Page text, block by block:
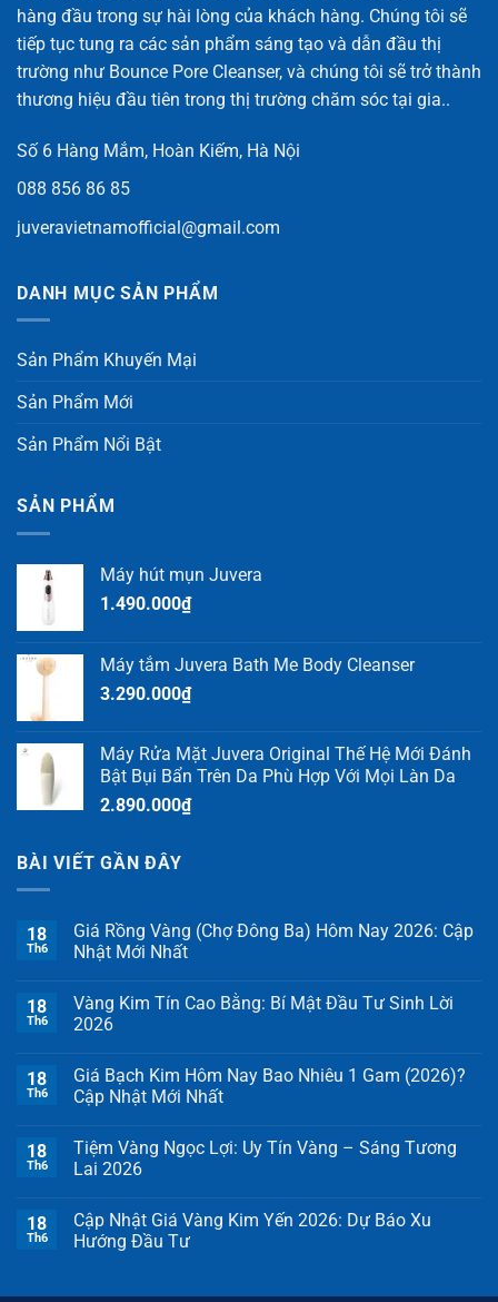
hàng đầu trong sự hài lòng của khách hàng. Chúng tôi sẽ
tiếp tục tung ra các sản phẩm sáng tạo và dẫn đầu thị
trường như Bounce Pore Cleanser, và chúng tôi sẽ trở thành
thương hiệu đầu tiên trong thị trường chăm sóc tại gia..
Số 6 Hàng Mắm, Hoàn Kiếm, Hà Nội
088 856 86 85
juveravietnamofficial@gmail.com
DANH MỤC SẢN PHẨM
Sản Phẩm Khuyến Mại
Sản Phẩm Mới
Sản Phẩm Nổi Bật
SẢN PHẨM
Máy hút mụn Juvera
1.490.000₫
Máy tắm Juvera Bath Me Body Cleanser
3.290.000₫
Máy Rửa Mặt Juvera Original Thế Hệ Mới Đánh
Bật Bụi Bẩn Trên Da Phù Hợp Với Mọi Làn Da
2.890.000₫
BÀI VIẾT GẦN ĐÂY
18
Th6
Giá Rồng Vàng (Chợ Đông Ba) Hôm Nay 2026: Cập
Nhật Mới Nhất
18
Th6
Vàng Kim Tín Cao Bằng: Bí Mật Đầu Tư Sinh Lời
2026
18
Th6
Giá Bạch Kim Hôm Nay Bao Nhiêu 1 Gam (2026)?
Cập Nhật Mới Nhất
18
Th6
Tiệm Vàng Ngọc Lợi: Uy Tín Vàng – Sáng Tương
Lai 2026
18
Th6
Cập Nhật Giá Vàng Kim Yến 2026: Dự Báo Xu
Hướng Đầu Tư